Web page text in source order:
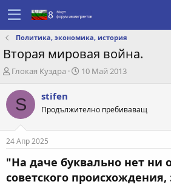
Политика, экономика, история
Вторая мировая война.
А
т
р
е
м
ы
Глокая Куздра
Д
с
а
н
и
10 Май 2013
S stifen
Продължително пребиваващ
24 Апр 2025
"На даче буквально нет ни
советского происхождения,